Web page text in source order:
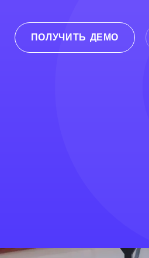
ПОЛУЧИТЬ ДЕМО